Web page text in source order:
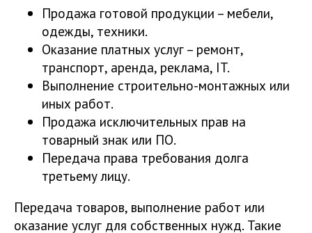
Продажа готовой продукции – мебели,
одежды, техники.
Оказание платных услуг – ремонт,
транспорт, аренда, реклама, IT.
Выполнение строительно-монтажных или
иных работ.
Продажа исключительных прав на
товарный знак или ПО.
Передача права требования долга
третьему лицу.
Передача товаров, выполнение работ или
оказание услуг для собственных нужд. Такие